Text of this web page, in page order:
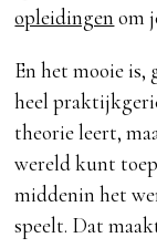
opleidingen om
En het mooie is,
heel
theorie leert,
wereld kunt
middenin het
speelt. Dat